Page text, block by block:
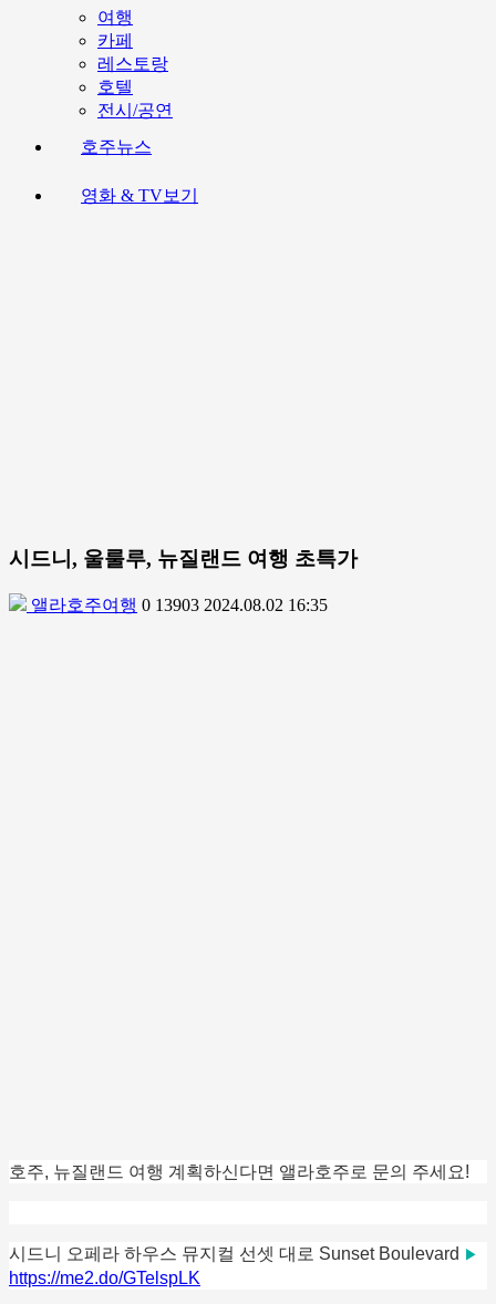
여행
카페
레스토랑
호텔
전시/공연
호주뉴스
영화 & TV보기
시드니, 울룰루, 뉴질랜드 여행 초특가
앨라호주여행 0 13903 2024.08.02 16:35
호주, 뉴질랜드 여행 계획하신다면 앨라호주로 문의 주세요!
시드니 오페라 하우스 뮤지컬 선셋 대로 Sunset Boulevard ▶
https://me2.do/GTelspLK